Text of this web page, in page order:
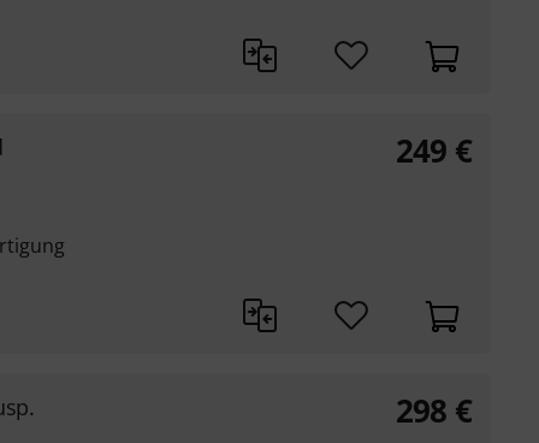
249 €
298 €